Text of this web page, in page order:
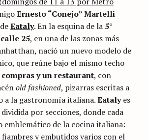
Ernesto “Conejo” Martelli
Eataly. En la esquina de la 5°
25, en una de las zonas más
nació un nuevo modelo de
que reúne bajo el mismo techo
y un restaurant, con
old fashioned, pizarras escritas a
a la gastronomía italiana.Eatalyes
por secciones, donde cada
emblemático de la cocina italiana:
fiambres y embutidos varios con el